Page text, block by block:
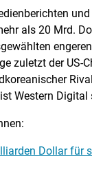
als 20 Mrd.
zuletzt der US-
Western Digital
Dollar für